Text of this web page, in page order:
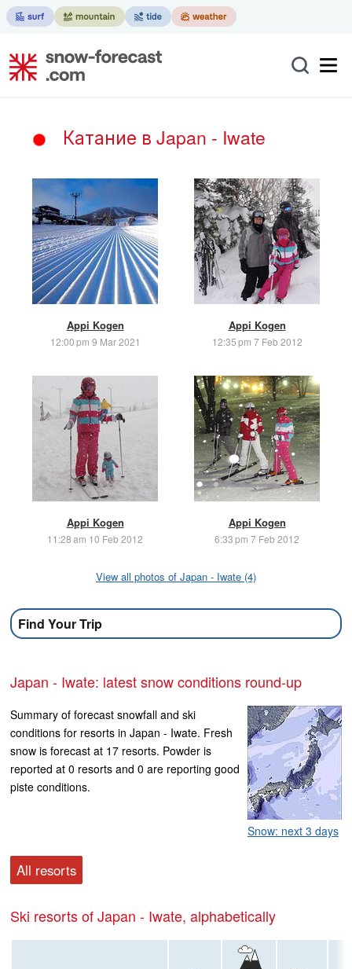
Катание в Japan - Iwate
Appi Kogen
12:00 pm 9 Mar 2021
Appi Kogen
12:35 pm 7 Feb 2012
Appi Kogen
11:28 am 10 Feb 2012
Appi Kogen
6:33 pm 7 Feb 2012
View all photos of Japan - Iwate (4)
Find Your Trip
Japan - Iwate: latest snow conditions round-up
Snow: next 3 days
Summary of forecast snowfall and ski
conditions for resorts in Japan - Iwate. Fresh
snow is forecast at 17 resorts. Powder is
reported at 0 resorts and 0 are reporting good
piste conditions.
All resorts
Ski resorts of Japan - Iwate, alphabetically